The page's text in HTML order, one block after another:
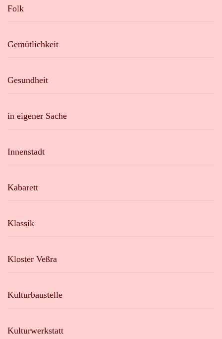
Folk
Gemütlichkeit
Gesundheit
in eigener Sache
Innenstadt
Kabarett
Klassik
Kloster Veßra
Kulturbaustelle
Kulturwerkstatt